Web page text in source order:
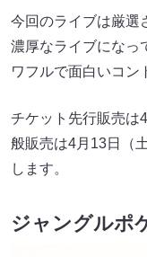
今回のライブは厳選
濃厚なライブになっ
ワフルで面白いコン
チケット先行販売は
般販売は4月13日（
します。
ジャングルポ